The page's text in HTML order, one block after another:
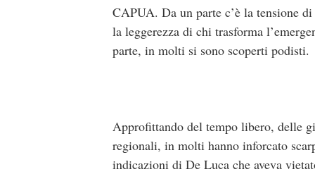
CAPUA. Da un parte c’è la tensione
la leggerezza di chi trasforma
parte, in molti si sono scoperti podisti.
Approfittando del tempo libero, delle
regionali, in molti hanno inforcato
indicazioni di De Luca che aveva